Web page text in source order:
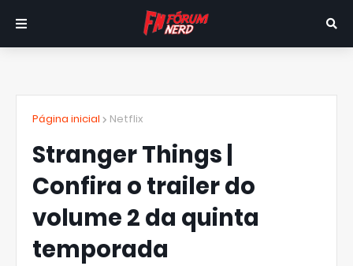
Página inicial Netflix
Stranger Things |
Confira o trailer do
volume 2 da quinta
temporada